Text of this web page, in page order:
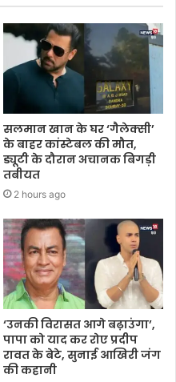
सलमान खान के घर ‘गैलेक्सी’
के बाहर कांस्टेबल की मौत,
ड्यूटी के दौरान अचानक बिगड़ी
तबीयत
2 hours ago
‘उनकी विरासत आगे बढ़ाउंगा’,
पापा को याद कर रोए प्रदीप
रावत के बेटे, सुनाई आखिरी जंग
की कहानी